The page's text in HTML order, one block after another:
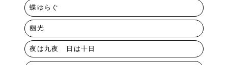
蝶ゆらぐ
幽光
夜は九夜 日は十日